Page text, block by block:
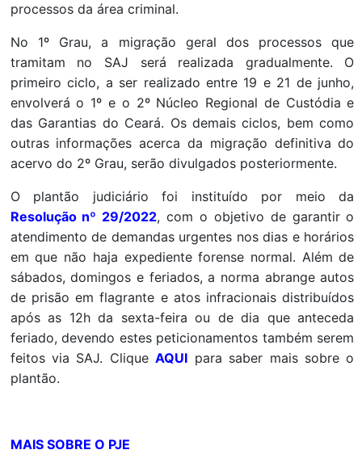
processos da área criminal.
No 1º Grau, a migração geral dos processos que
tramitam no SAJ será realizada gradualmente. O
primeiro ciclo, a ser realizado entre 19 e 21 de junho,
envolverá o 1º e o 2º Núcleo Regional de Custódia e
das Garantias do Ceará. Os demais ciclos, bem como
outras informações acerca da migração definitiva do
acervo do 2º Grau, serão divulgados posteriormente.
O plantão judiciário foi instituído por meio da
Resolução nº 29/2022, com o objetivo de garantir o
atendimento de demandas urgentes nos dias e horários
em que não haja expediente forense normal. Além de
sábados, domingos e feriados, a norma abrange autos
de prisão em flagrante e atos infracionais distribuídos
após as 12h da sexta-feira ou de dia que anteceda
feriado, devendo estes peticionamentos também serem
feitos via SAJ. CliqueAQUI para saber mais sobre o
plantão.
MAIS SOBRE O PJE